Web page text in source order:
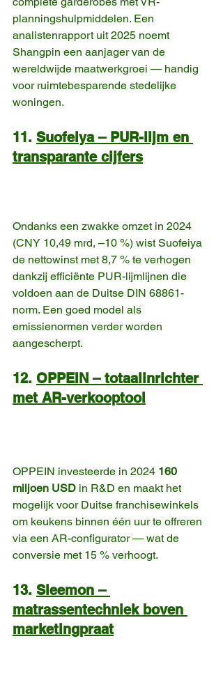
planningshulpmiddelen. Een
analistenrapport uit 2025 noemt
Shangpin een aanjager van de
wereldwijde maatwerkgroei — handig
voor ruimtebesparende stedelijke
woningen.
11. Suofeiya – PUR-lijm en
transparante cijfers
Ondanks een zwakke omzet in 2024
(CNY 10,49 mrd, –10 %) wist Suofeiya
de nettowinst met 8,7 % te verhogen
dankzij efficiënte PUR-lijmlijnen die
voldoen aan de Duitse DIN 68861-
norm. Een goed model als
emissienormen verder worden
aangescherpt.
12. OPPEIN – totaalinrichter
met AR-verkooptool
OPPEIN investeerde in 2024 160
miljoen USD in R&D en maakt het
mogelijk voor Duitse franchisewinkels
om keukens binnen één uur te offreren
via een AR-configurator — wat de
conversie met 15 % verhoogt.
13. Sleemon –
matrassentechniek boven
marketingpraat